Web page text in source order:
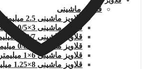
قلاویز ماشینی
قلاویز ماشینی 2.5 میلیمتر
قلاویز ماشینی 3×0/5 میلیمتر.اسکا
قلاویز ماشینی 4X0/7 میلیمتر اسکا
قلاویز ماشینی 5×0/8 میلیمتر اسکا
قلاویز ماشینی 6×1 میلیمتر اسکا
قلاویز ماشینی 8×1.25 میلیمتر .اسکا